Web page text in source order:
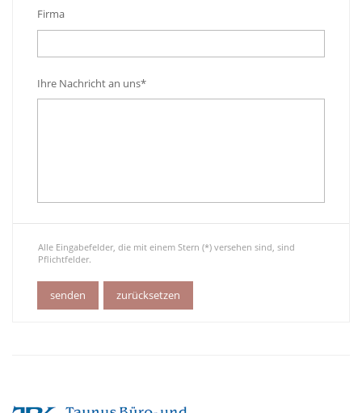
Firma
Ihre Nachricht an uns*
Alle Eingabefelder, die mit einem Stern (*) versehen sind, sind
Pflichtfelder.